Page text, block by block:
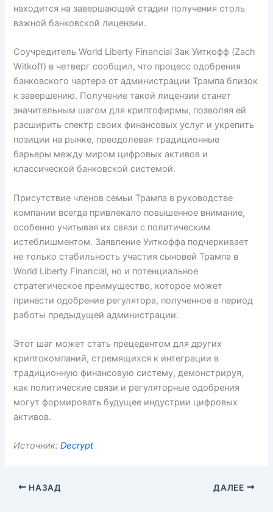
находится на завершающей стадии получения столь
важной банковской лицензии.
Соучредитель World Liberty Financial Зак Уиткофф (Zach
Witkoff) в четверг сообщил, что процесс одобрения
банковского чартера от администрации Трампа близок
к завершению. Получение такой лицензии станет
значительным шагом для криптофирмы, позволяя ей
расширить спектр своих финансовых услуг и укрепить
позиции на рынке, преодолевая традиционные
барьеры между миром цифровых активов и
классической банковской системой.
Присутствие членов семьи Трампа в руководстве
компании всегда привлекало повышенное внимание,
особенно учитывая их связи с политическим
истеблишментом. Заявление Уиткоффа подчеркивает
не только стабильность участия сыновей Трампа в
World Liberty Financial, но и потенциальное
стратегическое преимущество, которое может
принести одобрение регулятора, полученное в период
работы предыдущей администрации.
Этот шаг может стать прецедентом для других
криптокомпаний, стремящихся к интеграции в
традиционную финансовую систему, демонстрируя,
как политические связи и регуляторные одобрения
могут формировать будущее индустрии цифровых
активов.
Источник:Decrypt
НАЗАД ДАЛЕЕ